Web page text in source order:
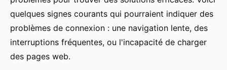
quelques signes courants qui pourraient indiquer des
problèmes de connexion : une navigation lente, des
interruptions fréquentes, ou l'incapacité de charger
des pages web.